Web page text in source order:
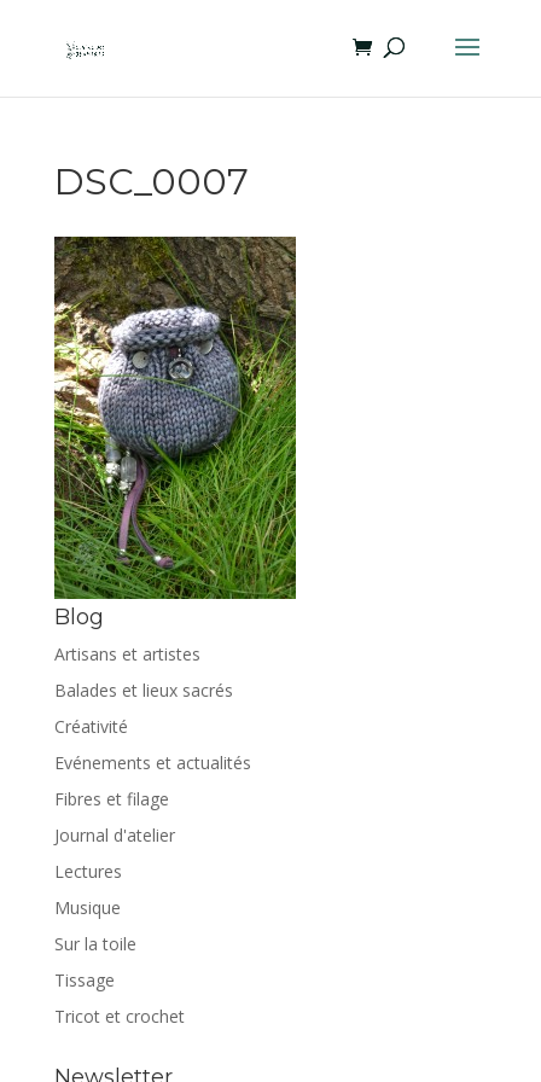
DSC_0007
Blog
Artisans et artistes
Balades et lieux sacrés
Créativité
Evénements et actualités
Fibres et filage
Journal d'atelier
Lectures
Musique
Sur la toile
Tissage
Tricot et crochet